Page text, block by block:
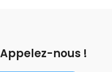
nous !